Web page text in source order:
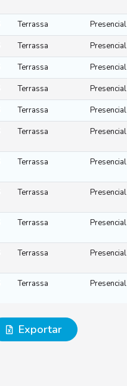
Terrassa
Presencial
Terrassa
Presencial
Terrassa
Presencial
Terrassa
Presencial
Terrassa
Presencial
Terrassa Presencial
Terrassa Presencial
Terrassa Presencial
Terrassa Presencial
Terrassa Presencial
Terrassa Presencial
Exportar